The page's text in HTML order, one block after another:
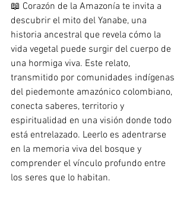
📖 Corazón de la Amazonía te invita a
descubrir el mito del Yanabe, una
historia ancestral que revela cómo la
vida vegetal puede surgir del cuerpo de
una hormiga viva. Este relato,
transmitido por comunidades indígenas
del piedemonte amazónico colombiano,
conecta saberes, territorio y
espiritualidad en una visión donde todo
está entrelazado. Leerlo es adentrarse
en la memoria viva del bosque y
comprender el vínculo profundo entre
los seres que lo habitan.